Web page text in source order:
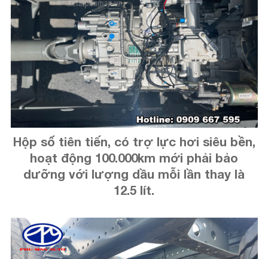
Hộp số tiên tiến, có trợ lực hơi siêu bền,
hoạt động 100.000km mới phải bảo
dưỡng với lượng dầu mỗi lần thay là
12.5 lít.